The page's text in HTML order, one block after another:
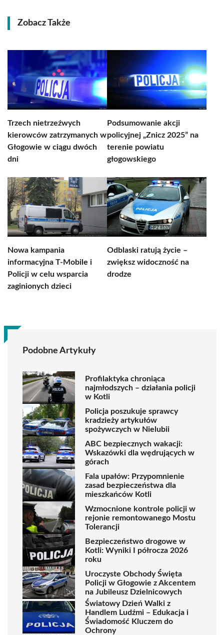
Zobacz Także
Trzech nietrzeźwych
kierowców zatrzymanych w
Głogowie w ciągu dwóch
dni
Podsumowanie akcji
policyjnej „Znicz 2025” na
terenie powiatu
głogowskiego
Nowa kampania
informacyjna T-Mobile i
Policji w celu wsparcia
zaginionych dzieci
Odblaski ratują życie –
zwiększ widoczność na
drodze
Podobne Artykuły
Profilaktyka chroniąca
najmłodszych – działania policji
w Kotli
Policja poszukuje sprawcy
kradzieży artykułów
spożywczych w Nielubii
ABC bezpiecznych wakacji:
Wskazówki dla wędrujących w
górach
Fala upałów: Przypomnienie
zasad bezpieczeństwa dla
mieszkańców Kotli
Wzmocnione kontrole policji w
rejonie remontowanego Mostu
Tolerancji
Bezpieczeństwo drogowe w
Kotli: Wyniki I półrocza 2026
roku
Uroczyste Obchody Święta
Policji w Głogowie z Akcentem
na Jubileusz Dzielnicowych
Światowy Dzień Walki z
Handlem Ludźmi – Edukacja i
Świadomość Kluczem do
Ochrony